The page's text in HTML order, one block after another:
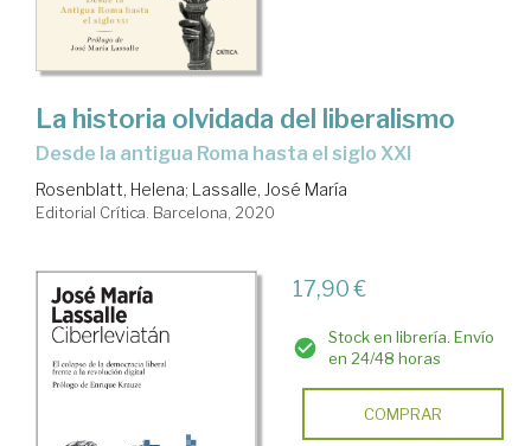
La historia olvidada del liberalismo
desde la antigua Roma hasta el siglo XXI
Rosenblatt, Helena; Lassalle, José María
Editorial Crítica. Barcelona, 2020
17,90 €
Stock en librería. Envío
en 24/48 horas
COMPRAR